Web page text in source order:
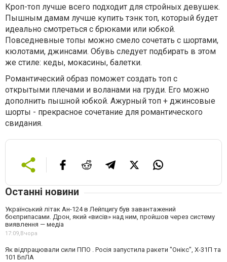
Кроп-топ лучше всего подходит для стройных девушек.
Пышным дамам лучше купить тэнк топ, который будет
идеально смотреться с брюками или юбкой.
Повседневные топы можно смело сочетать с шортами,
кюлотами, джинсами. Обувь следует подбирать в этом
же стиле: кеды, мокасины, балетки.
Романтический образ поможет создать топ с
открытыми плечами и воланами на груди. Его можно
дополнить пышной юбкой. Ажурный топ + джинсовые
шорты - прекрасное сочетание для романтического
свидания.
Останні новини
Український літак Ан-124 в Лейпцигу був завантажений
боєприпасами. Дрон, який «висів» над ним, пройшов через систему
виявлення — медіа
17:09, Вчора
Як відпрацювали сили ППО . Росія запустила ракети "Онікс", Х-31П та
101 БпЛА